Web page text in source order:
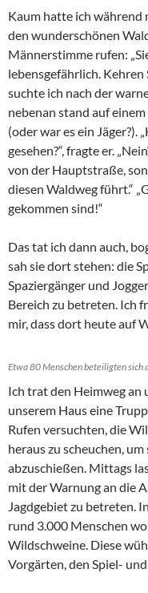
Kaum hatte ich
den wunderschönen
Männerstimme rufen:
lebensgefährlich.
suchte ich nach der
nebenan stand auf
(oder war es ein Jäger?).
gesehen?“, fragte er.
von der Hauptstraße,
diesen Waldweg führt.“
gekommen sind!“
Das tat ich dann auch,
sah sie dort stehen: die
Spaziergänger und
Bereich zu betreten. Ich
mir, dass dort heute auf
Etwa 80 Menschen beteiligten sich
Ich trat den Heimweg an
unserem Haus eine
Rufen versuchten, die
heraus zu scheuchen,
abzuschießen. Mittags
mit der Warnung an die
Jagdgebiet zu betreten.
rund 3.000 Menschen
Wildschweine. Diese
Vorgärten, den Spiel-